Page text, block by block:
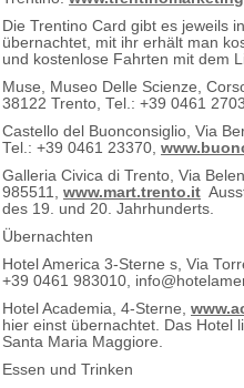
Die Trentino Card gibt es jeweils
übernachtet, mit ihr erhält man
und kostenlose Fahrten mit dem
Muse, Museo Delle Scienze,
38122 Trento, Tel.: +39 0461
Castello del Buonconsiglio, Via
Tel.: +39 0461 23370,
Galleria Civica di Trento, Via
985511, www.mart.trento.it
des 19. und 20. Jahrhunderts.
Übernachten
Hotel America 3-Sterne s, Via
+39 0461 983010,
Hotel Academia, 4-Sterne,
hier einst übernachtet. Das Hotel
Santa Maria Maggiore.
Essen und Trinken